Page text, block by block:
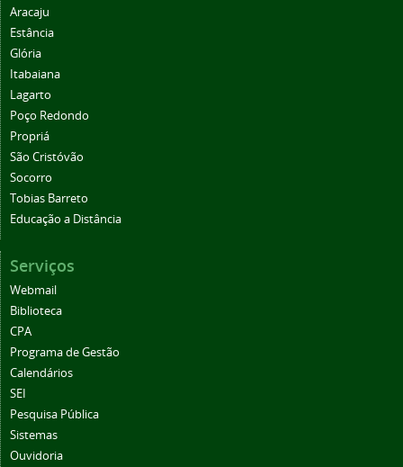
Aracaju
Estância
Glória
Itabaiana
Lagarto
Poço Redondo
Propriá
São Cristóvão
Socorro
Tobias Barreto
Educação a Distância
Serviços
Webmail
Biblioteca
CPA
Programa de Gestão
Calendários
SEI
Pesquisa Pública
Sistemas
Ouvidoria